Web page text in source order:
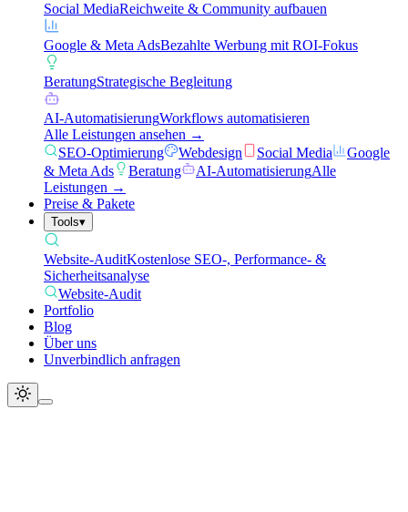
Social MediaReichweite & Community aufbauen
Google & Meta AdsBezahlte Werbung mit ROI-Fokus
BeratungStrategische Begleitung
AI-AutomatisierungWorkflows automatisieren
Alle Leistungen ansehen →
SEO-Optimierung
Webdesign Social Media
Google
& Meta Ads
Beratung AI-AutomatisierungAlle
Leistungen →
Preise & Pakete
Tools▾
Website-AuditKostenlose SEO-, Performance- &
Sicherheitsanalyse
Website-Audit
Portfolio
Blog
Über uns
Unverbindlich anfragen